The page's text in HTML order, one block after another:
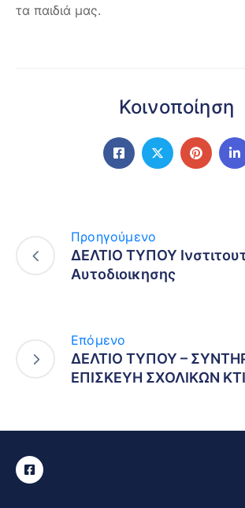
τα παιδιά μας.
Κοινοποίηση
Προηγούμενο
ΔΕΛΤΙΟ ΤΥΠΟΥ
Αυτοδιοικησης
Επόμενο
ΔΕΛΤΙΟ ΤΥΠΟΥ –
ΕΠΙΣΚΕΥΗ ΣΧΟΛΙΚΩΝ